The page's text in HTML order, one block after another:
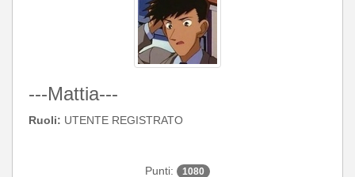
---Mattia---
Ruoli: UTENTE REGISTRATO
Punti: 1080